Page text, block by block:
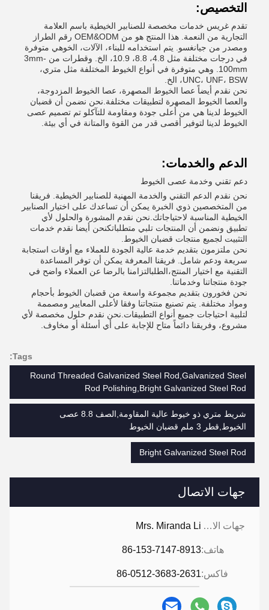
جهات الاتصال
جهات الاتصال: Mrs. Miranda Li
هاتف:86-153-7147-8913
فاكس:86-0512-3683-2631
التخصيص:
تقدم غريس خدمات مخصصة للصنابير الخيطية باسم العلامة
التجارية من النعمة. هذا المنتج هو من OEM&ODM رقم الطراز
ومصدر من جيانغسو. يتم استخدامه للبناء، الآلات، الخوهي متوفرة
في درجات مختلفة مثل 4.8، 8.8، 10.9، الخ. وقطرات من 3mm-
100mm. وهي متوفرة في أنواع الخيوط المختلفة مثل متري،
UNC، UNF، BSW، الخ.
نحن نقدم أيضاً عصا الخيوط المصهرة، عصا الخيوط المزدوجة،
والعصا الخيوط المصهرة لتطبيقات مختلفة.نحن نضمن أن قضبان
الخيوط لدينا هي من أعلى جودة ومقاومة للتآكلو تم تصميم عصى
الخيوط لدينا لتوفير أقصى قدر من القوة والمتانة في أي بيئة.
الدعم والخدمات:
دعم تقني وخدمة عصى الخيوط
نحن نقدم الدعم التقني والخدمة المهنية للصنابير الخيطية. فريقنا
من المتخصصين ذوي الخبرة يمكن أن تساعدك على اختيار الصنابير
الخيطية المناسبة لاحتياجاتك.نحن نقدم المشورة والحلول لأي
تطبيق ونضمن أن المنتجات تلبي متطلباتكنحن أيضا نقدم خدمات
التثبيت لجميع منتجات قضبان الخيوط.
نحن ملتزمون بتقديم خدمة عالية الجودة للعملاء مع أوقات استجابة
سريعة ودعم شامل. فريقنا المعرفة يمكن أن توفر المساعدة
التقنية مع اختيار المنتج،الطلبالتزامنا بالرضا عن العملاء واضح في
جودة منتجاتنا وخدماتنا.
نحن فخورون بتقديم مجموعة واسعة من قضبان الخيوط بأحجام
ومواد مختلفة. يتم تصنيع منتجاتنا وفقا لأعلى المعايير ومصممة
لتلبية احتياجات جميع أنواع التطبيقات.نحن نقدم حلول مخصصة لأي
مشروع، وفريقنا دائماً متاح للإجابة على أي أسئلة أو مخاوف.
Tags:
Round Threaded Galvanized Steel Rod,Galvanized Steel
Rod Polishing,Bright Galvanized Steel Rod
شريط متري ذو خيوط عالية المقاومة,الصف 8.8 عصى
الخيوط,قطر 3 ملم قضبان الخيوط
Bright Galvanized Steel Rod